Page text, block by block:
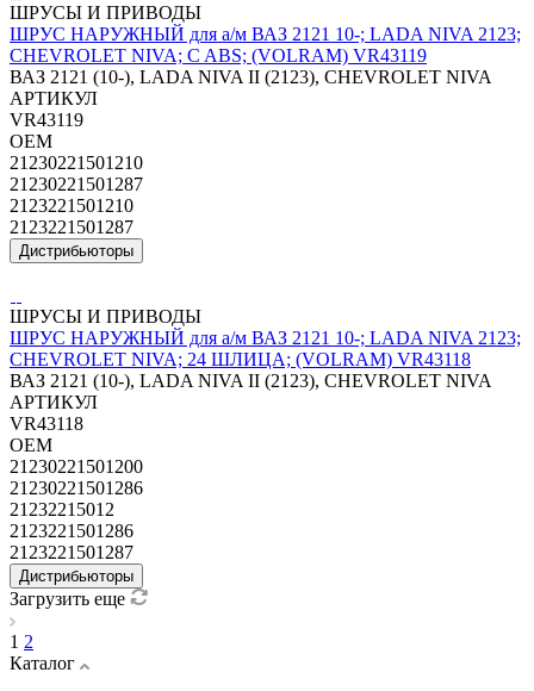
ШРУСЫ И ПРИВОДЫ
ШРУС НАРУЖНЫЙ для а/м ВАЗ 2121 10-; LADA NIVA 2123;
CHEVROLET NIVA; C ABS; (VOLRAM) VR43119
ВАЗ 2121 (10-), LADA NIVA II (2123), CHEVROLET NIVA
АРТИКУЛ
VR43119
OEM
21230221501210
21230221501287
2123221501210
2123221501287
Дистрибьюторы
ШРУСЫ И ПРИВОДЫ
ШРУС НАРУЖНЫЙ для а/м ВАЗ 2121 10-; LADA NIVA 2123;
CHEVROLET NIVA; 24 ШЛИЦА; (VOLRAM) VR43118
ВАЗ 2121 (10-), LADA NIVA II (2123), CHEVROLET NIVA
АРТИКУЛ
VR43118
OEM
21230221501200
21230221501286
21232215012
2123221501286
2123221501287
Дистрибьюторы
Загрузить еще
1 2
Каталог